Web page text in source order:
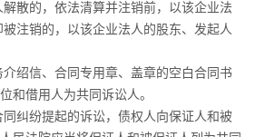
散的，依法清算并注销前，以该企业法
被注销的，以该企业法人的股东、发起人
绍信、合同专用章、盖章的空白合同书
和借用人为共同诉讼人。
纠纷提起的诉讼，债权人向保证人和被